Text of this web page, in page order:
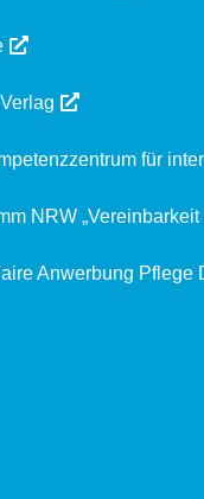
für
NRW
Anwerbung Pflege